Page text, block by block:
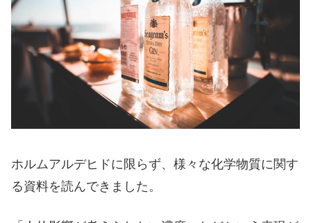
ホルムアルデヒドに限らず、様々な化学物質に関す
る資料を読んできました。